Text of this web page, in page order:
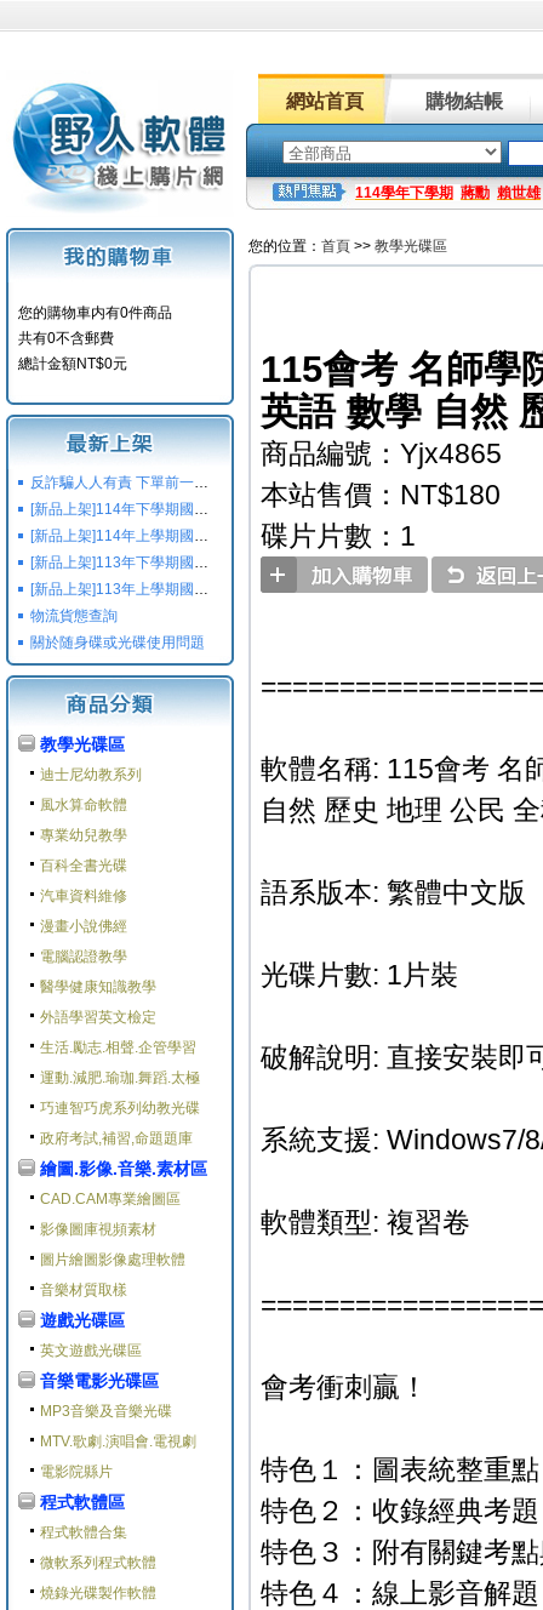
網站首頁 購物結帳
114學年下學期 蔣勳 賴世雄
您的購物車内有0件商品
共有0不含郵費
總計金額NT$0元
反詐騙人人有責 下單前一定要注意
[新品上架]114年下學期國小國中高中命題光碟,校用卷,習作
[新品上架]114年上學期國小國中高中命題光碟,校用卷,習作
[新品上架]113年下學期國小國中高中命題光碟,校用卷,習作
[新品上架]113年上學期國小國中高中命題光碟,校用卷,習作
物流貨態查詢
關於随身碟或光碟使用問題
教學光碟區
迪士尼幼教系列
風水算命軟體
專業幼兒教學
百科全書光碟
汽車資料維修
漫畫小說佛經
電腦認證教學
醫學健康知識教學
外語學習英文檢定
生活.勵志.相聲.企管學習
運動.減肥.瑜珈.舞蹈.太極
巧連智巧虎系列幼教光碟
政府考試,補習,命題題庫
繪圖.影像.音樂.素材區
CAD.CAM專業繪圖區
影像圖庫視頻素材
圖片繪圖影像處理軟體
音樂材質取樣
遊戲光碟區
英文遊戲光碟區
音樂電影光碟區
MP3音樂及音樂光碟
MTV.歌劇.演唱會.電視劇
電影院縣片
程式軟體區
程式軟體合集
微軟系列程式軟體
燒錄光碟製作軟體
您的位置： 首頁 >> 教學光碟區
115會考 名師學
英語 數學 自然
商品編號：Yjx4865
本站售價：NT$180
碟片片數：1
軟體名稱: 115會考 名
自然 歷史 地理 公民
語系版本: 繁體中文版
光碟片數: 1片裝
破解說明: 直接安裝即
系統支援: Windows7/
軟體類型: 複習卷
會考衝刺贏！
特色１：圖表統整重
特色２：收錄經典考
特色３：附有關鍵考
特色４：線上影音解